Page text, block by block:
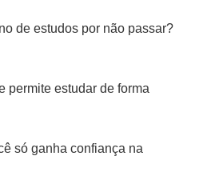
de estudos por não passar?
permite estudar de forma
só ganha confiança na